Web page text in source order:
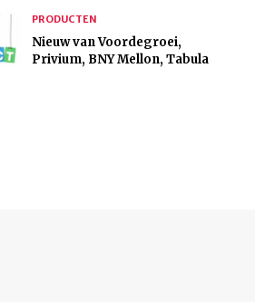
PRODUCTEN
Nieuw van Voordegroei,
Privium, BNY Mellon, Tabula